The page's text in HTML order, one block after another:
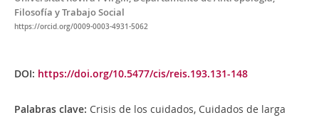
Filosofía y Trabajo Social
https://orcid.org/0009-0003-4931-5062
DOI: https://doi.org/10.5477/cis/reis.193.131-148
Palabras clave: Crisis de los cuidados, Cuidados de larga